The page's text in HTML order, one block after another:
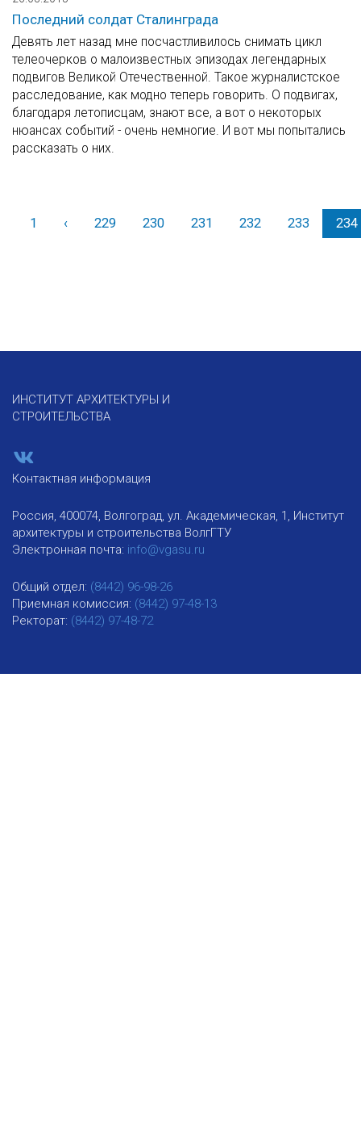
Последний солдат Сталинграда
Девять лет назад мне посчастливилось снимать цикл
телеочерков о малоизвестных эпизодах легендарных
подвигов Великой Отечественной. Такое журналистское
расследование, как модно теперь говорить. О подвигах,
благодаря летописцам, знают все, а вот о некоторых
нюансах событий - очень немногие. И вот мы попытались
рассказать о них.
1 ‹Назад229 230 231 232 233 234
ИНСТИТУТ АРХИТЕКТУРЫ И
СТРОИТЕЛЬСТВА
Контактная информация
Россия, 400074, Волгоград, ул. Академическая, 1, Институт
архитектуры и строительства ВолгГТУ
Электронная почта: info@vgasu.ru
Общий отдел: (8442) 96-98-26
Приемная комиссия: (8442) 97-48-13
Ректорат: (8442) 97-48-72